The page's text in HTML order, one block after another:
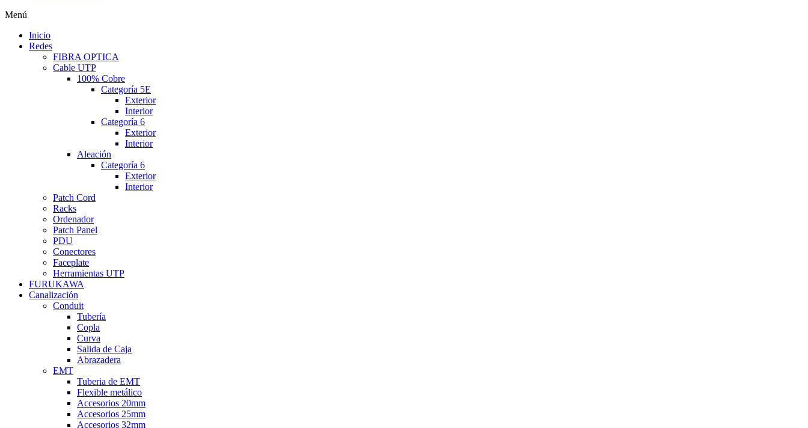
Menú
Inicio
Redes
FIBRA OPTICA
Cable UTP
100% Cobre
Categoría 5E
Exterior
Interior
Categoría 6
Exterior
Interior
Aleación
Categoría 6
Exterior
Interior
Patch Cord
Racks
Ordenador
Patch Panel
PDU
Conectores
Faceplate
Herramientas UTP
FURUKAWA
Canalización
Conduit
Tubería
Copla
Curva
Salida de Caja
Abrazadera
EMT
Tuberia de EMT
Flexible metálico
Accesorios 20mm
Accesorios 25mm
Accesorios 32mm